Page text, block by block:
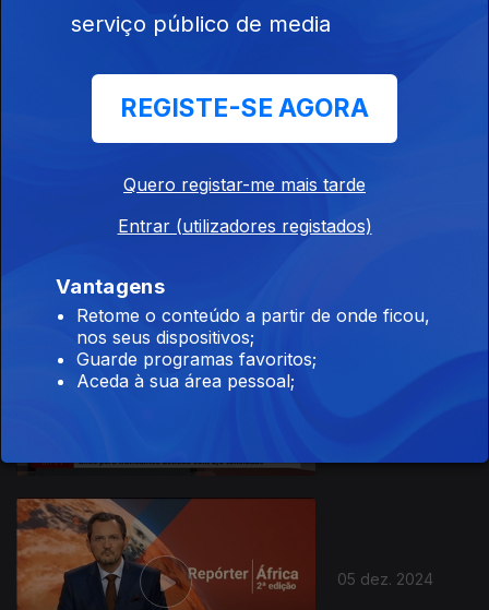
05 dez. 2024
serviço público de media
REGISTE-SE AGORA
Quero registar-me mais tarde
Entrar (utilizadores registados)
Vantagens
Retome o conteúdo a partir de onde ficou,
nos seus dispositivos;
Guarde programas favoritos;
Aceda à sua área pessoal;